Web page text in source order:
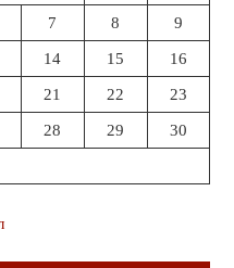
7 8 9
14 15 16
21 22 23
28 29 30